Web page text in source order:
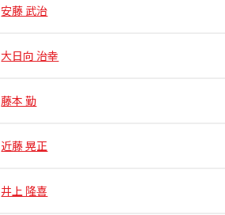
安藤 武治
大日向 治幸
藤本 勤
近藤 晃正
井上 隆喜